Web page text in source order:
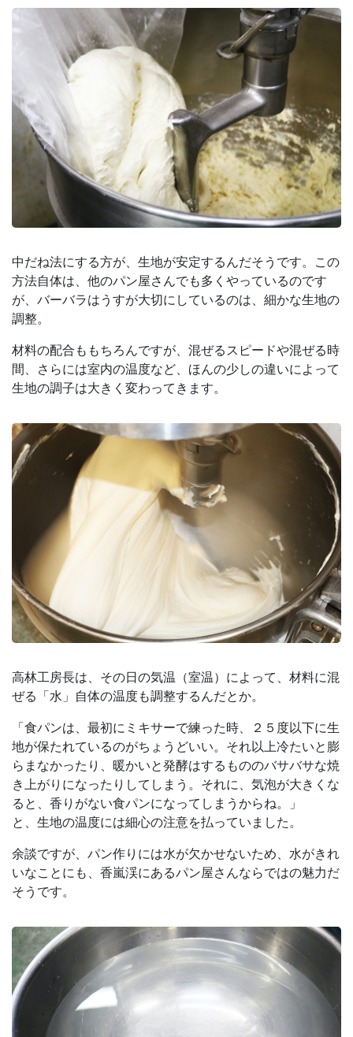
中だね法にする方が、生地が安定するんだそうです。この
方法自体は、他のパン屋さんでも多くやっているのです
が、バーバラはうすが大切にしているのは、細かな生地の
調整。
材料の配合ももちろんですが、混ぜるスピードや混ぜる時
間、さらには室内の温度など、ほんの少しの違いによって
生地の調子は大きく変わってきます。
高林工房長は、その日の気温（室温）によって、材料に混
ぜる「水」自体の温度も調整するんだとか。
「食パンは、最初にミキサーで練った時、２５度以下に生
地が保たれているのがちょうどいい。それ以上冷たいと膨
らまなかったり、暖かいと発酵はするもののバサバサな焼
き上がりになったりしてしまう。それに、気泡が大きくな
ると、香りがない食パンになってしまうからね。」
と、生地の温度には細心の注意を払っていました。
余談ですが、パン作りには水が欠かせないため、水がきれ
いなことにも、香嵐渓にあるパン屋さんならではの魅力だ
そうです。